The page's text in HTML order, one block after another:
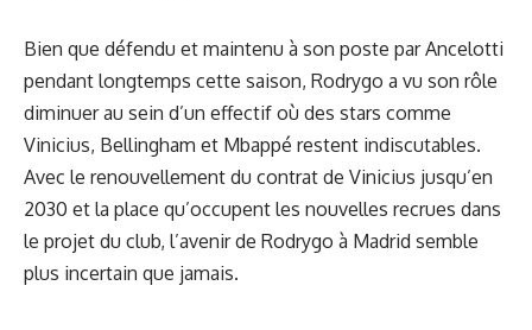
Bien que défendu et maintenu à son poste par Ancelotti
pendant longtemps cette saison, Rodrygo a vu son rôle
diminuer au sein d’un effectif où des stars comme
Vinicius, Bellingham et Mbappé restent indiscutables.
Avec le renouvellement du contrat de Vinicius jusqu’en
2030 et la place qu’occupent les nouvelles recrues dans
le projet du club, l’avenir de Rodrygo à Madrid semble
plus incertain que jamais.